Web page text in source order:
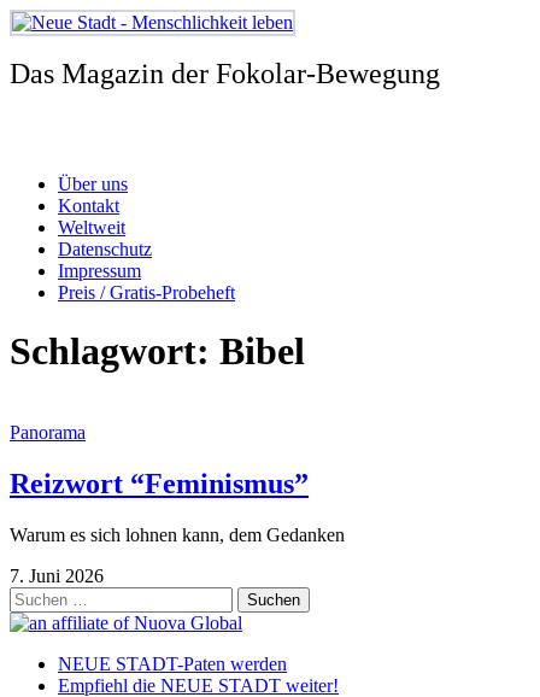
Zum
Inhalt
springen
Das Magazin der Fokolar-Bewegung
Über uns
Kontakt
Weltweit
Datenschutz
Impressum
Preis / Gratis-Probeheft
Schlagwort: Bibel
Panorama
Reizwort “Feminismus”
Warum es sich lohnen kann, dem Gedanken
7. Juni 2026
Suchen
nach:
NEUE STADT-Paten werden
Empfiehl die NEUE STADT weiter!